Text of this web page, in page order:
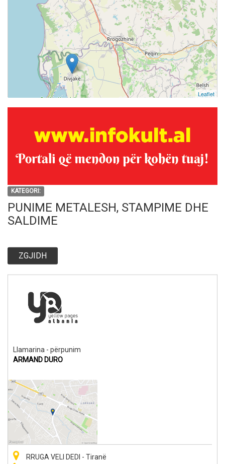
KATEGORI:
PUNIME METALESH, STAMPIME DHE
SALDIME
ZGJIDH
Llamarina - përpunim
ARMAND DURO
RRUGA VELI DEDI - Tiranë
Leaflet